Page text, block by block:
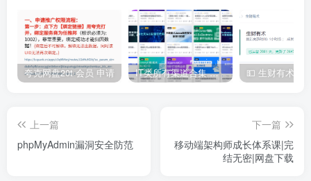
夸克网盘20t 会员 申请 IT类所有渠道合集 持续日更，目前近四千多条资源 年费用户微信私信获取权限
上一篇
phpMyAdmin漏洞安全防范
下一篇
移动端架构师成长体系课|完
结无密|网盘下载